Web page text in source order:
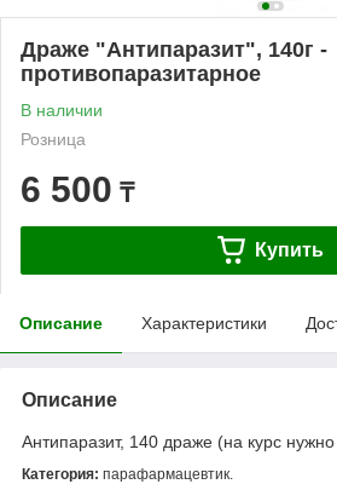
Драже "Антипаразит", 140г -
противопаразитарное
В наличии
Розница
6 500 ₸
Купить
Описание Характеристики
Описание
Антипаразит, 140 драже (на курс нужно
Категория: парафармацевтик.